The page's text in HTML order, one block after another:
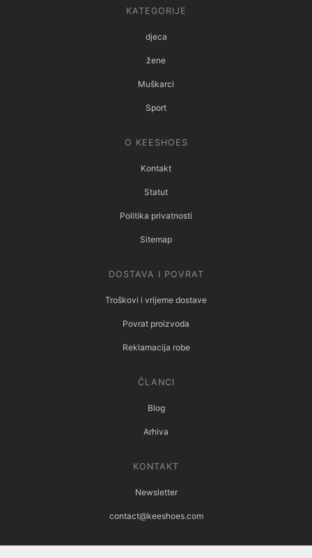
KATEGORIJE
djeca
žene
Muškarci
Sport
O KEESHOES
Kontakt
Statut
Politika privatnosti
Sitemap
DOSTAVA I POVRAT
Troškovi i vrijeme dostave
Povrat proizvoda
Reklamacija robe
ČLANCI
Blog
Arhiva
KONTAKT
Newsletter
contact@keeshoes.com